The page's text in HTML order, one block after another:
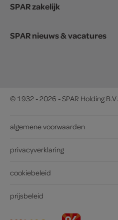
SPAR zakelijk
SPAR nieuws & vacatures
© 1932 - 2026 - SPAR Holding B.V.
algemene voorwaarden
privacyverklaring
cookiebeleid
prijsbeleid